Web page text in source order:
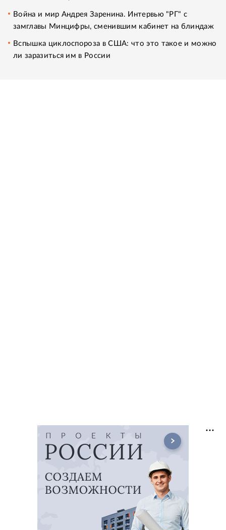
Война и мир Андрея Заренина. Интервью "РГ" с
замглавы Минцифры, сменившим кабинет на блиндаж
Вспышка циклоспороза в США: что это такое и можно
ли заразиться им в России